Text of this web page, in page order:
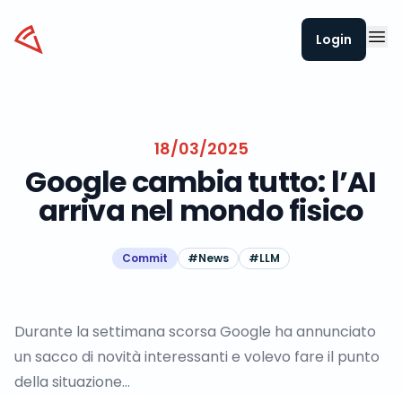
Datapizza Login
18/03/2025
Google cambia tutto: l’AI
arriva nel mondo fisico
Commit #News #LLM
Durante la settimana scorsa Google ha annunciato
un sacco di novità interessanti e volevo fare il punto
della situazione…